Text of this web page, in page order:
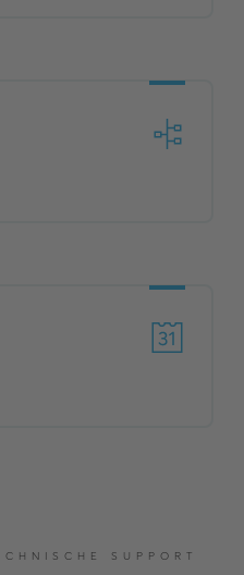
SUPPORT